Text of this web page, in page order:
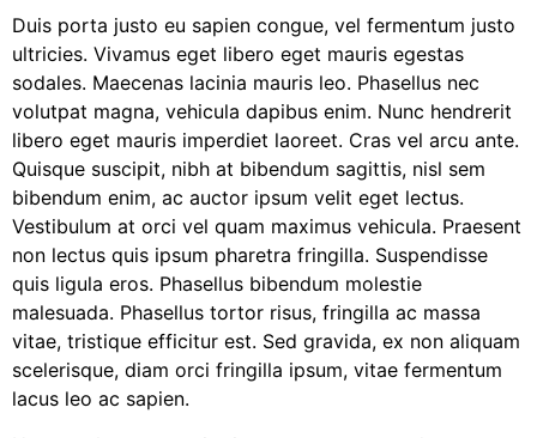
Duis porta justo eu sapien congue, vel fermentum justo
ultricies. Vivamus eget libero eget mauris egestas
sodales. Maecenas lacinia mauris leo. Phasellus nec
volutpat magna, vehicula dapibus enim. Nunc hendrerit
libero eget mauris imperdiet laoreet. Cras vel arcu ante.
Quisque suscipit, nibh at bibendum sagittis, nisl sem
bibendum enim, ac auctor ipsum velit eget lectus.
Vestibulum at orci vel quam maximus vehicula. Praesent
non lectus quis ipsum pharetra fringilla. Suspendisse
quis ligula eros. Phasellus bibendum molestie
malesuada. Phasellus tortor risus, fringilla ac massa
vitae, tristique efficitur est. Sed gravida, ex non aliquam
scelerisque, diam orci fringilla ipsum, vitae fermentum
lacus leo ac sapien.